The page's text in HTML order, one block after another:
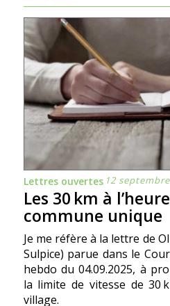
Lettres ouvertes 12
Les 30 km à
commune unique
Je me réfère à la lettre de
Sulpice) parue dans le
hebdo du 04.09.2025, à
la limite de vitesse de 30
village.